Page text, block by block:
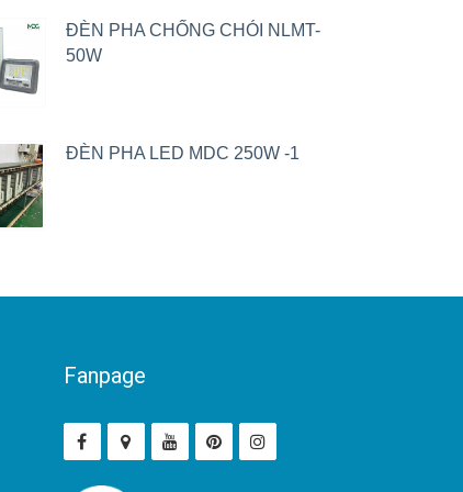
ĐÈN PHA CHỐNG CHÓI NLMT-
50W
ĐÈN PHA LED MDC 250W -1
Fanpage